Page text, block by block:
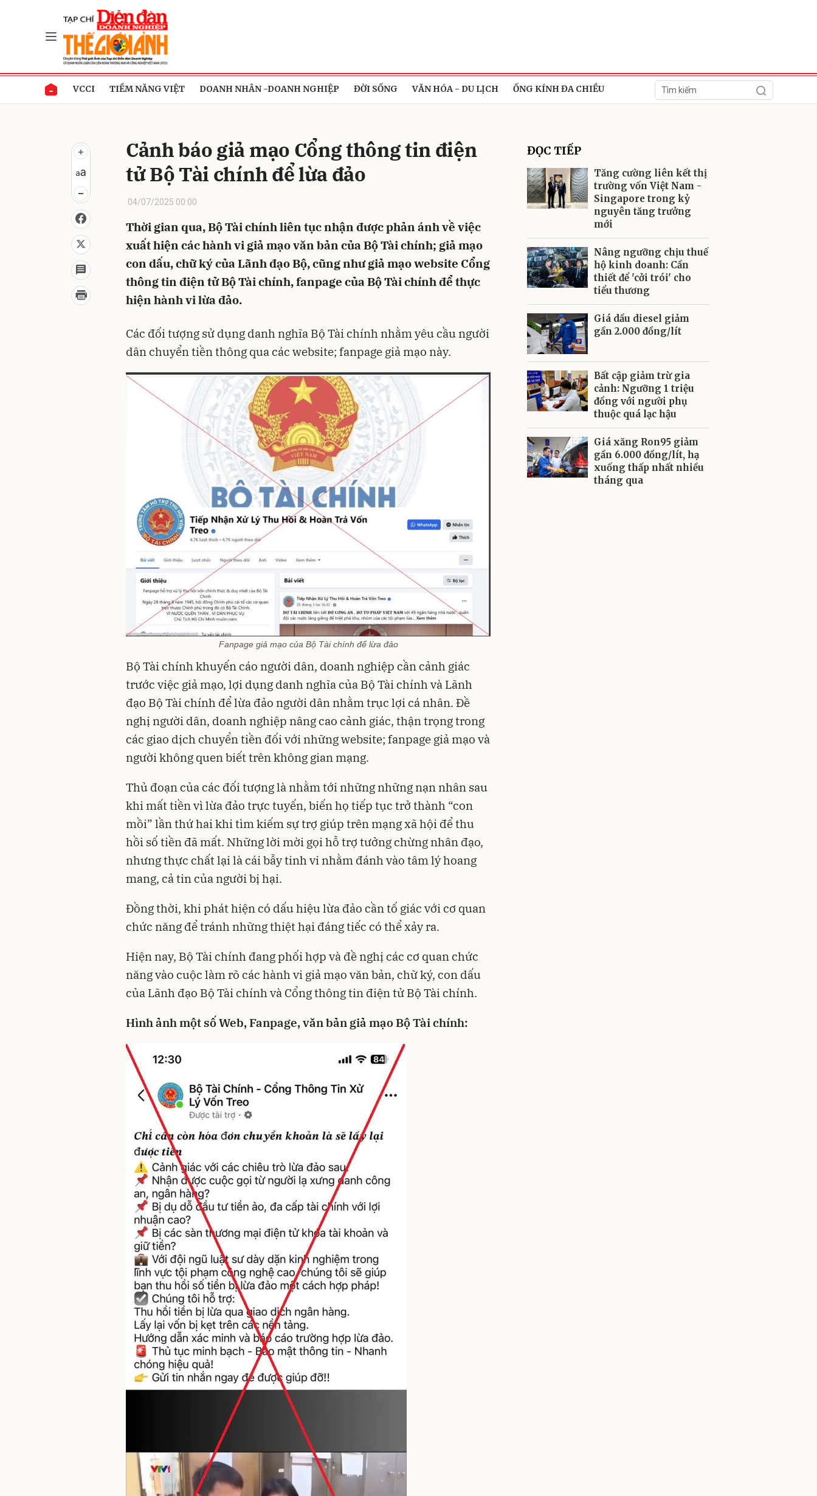
VCCI TIỀM NĂNG VIỆT DOANH NHÂN -DOANH NGHIỆP ĐỜI SỐNG VĂN HÓA - DU LỊCH ỐNG KÍNH ĐA CHIỀU
Cảnh báo giả mạo Cổng thông tin điện
tử Bộ Tài chính để lừa đảo
04/07/2025 00:00
Thời gian qua, Bộ Tài chính liên tục nhận được phản ánh về việc
xuất hiện các hành vi giả mạo văn bản của Bộ Tài chính; giả mạo
con dấu, chữ ký của Lãnh đạo Bộ, cũng như giả mạo website Cổng
thông tin điện tử Bộ Tài chính, fanpage của Bộ Tài chính để thực
hiện hành vi lừa đảo.
Các đối tượng sử dụng danh nghĩa Bộ Tài chính nhằm yêu cầu người
dân chuyển tiền thông qua các website; fanpage giả mạo này.
Fanpage giả mạo của Bộ Tài chính để lừa đảo
Bộ Tài chính khuyến cáo người dân, doanh nghiệp cần cảnh giác
trước việc giả mạo, lợi dụng danh nghĩa của Bộ Tài chính và Lãnh
đạo Bộ Tài chính để lừa đảo người dân nhằm trục lợi cá nhân. Đề
nghị người dân, doanh nghiệp nâng cao cảnh giác, thận trọng trong
các giao dịch chuyển tiền đối với những website; fanpage giả mạo và
người không quen biết trên không gian mạng.
Thủ đoạn của các đối tượng là nhằm tới những những nạn nhân sau
khi mất tiền vì lừa đảo trực tuyến, biến họ tiếp tục trở thành “con
mồi” lần thứ hai khi tìm kiếm sự trợ giúp trên mạng xã hội để thu
hồi số tiền đã mất. Những lời mời gọi hỗ trợ tưởng chừng nhân đạo,
nhưng thực chất lại là cái bẫy tinh vi nhằm đánh vào tâm lý hoang
mang, cả tin của người bị hại.
Đồng thời, khi phát hiện có dấu hiệu lừa đảo cần tố giác với cơ quan
chức năng để tránh những thiệt hại đáng tiếc có thể xảy ra.
Hiện nay, Bộ Tài chính đang phối hợp và đề nghị các cơ quan chức
năng vào cuộc làm rõ các hành vi giả mạo văn bản, chữ ký, con dấu
của Lãnh đạo Bộ Tài chính và Cổng thông tin điện tử Bộ Tài chính.
Hình ảnh một số Web, Fanpage, văn bản giả mạo Bộ Tài chính:
ĐỌC TIẾP
Tăng cường liên kết thị
trường vốn Việt Nam -
Singapore trong kỷ
nguyên tăng trưởng
mới
Nâng ngưỡng chịu thuế
hộ kinh doanh: Cần
thiết để 'cởi trói' cho
tiểu thương
Giá dầu diesel giảm
gần 2.000 đồng/lít
Bất cập giảm trừ gia
cảnh: Ngưỡng 1 triệu
đồng với người phụ
thuộc quá lạc hậu
Giá xăng Ron95 giảm
gần 6.000 đồng/lít, hạ
xuống thấp nhất nhiều
tháng qua
Gửi